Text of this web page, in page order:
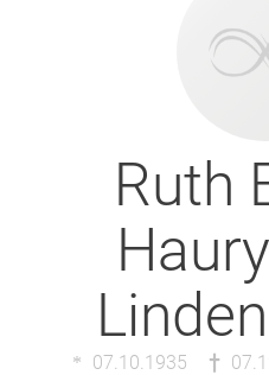
Ruth
07.10.1935